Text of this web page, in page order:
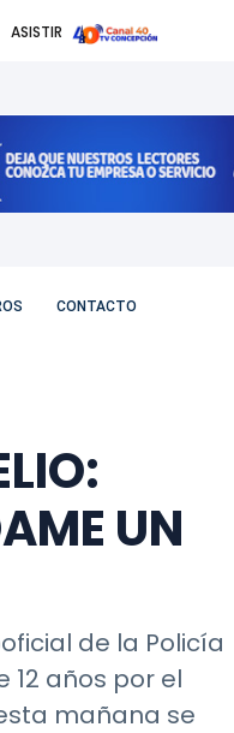
ASISTIR
CONTACTO
UN
de la Policía
12 años por el
mañana se